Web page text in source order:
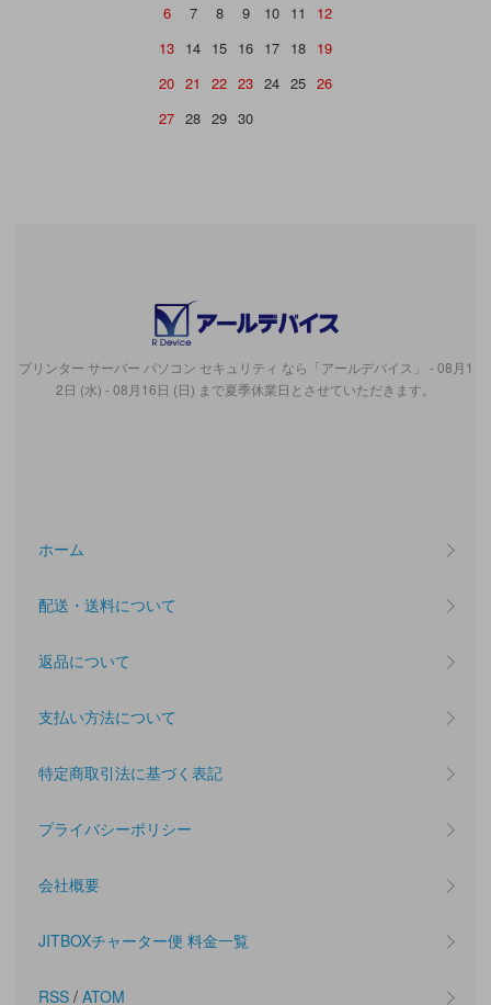
6
7 8 9 10 11
12
13 14 15 16 17 18 19
20 21 22 23 24 25 26
27 28 29 30
プリンター サーバー パソコン セキュリティ なら「アールデバイス」 - 08月1
2日 (水) - 08月16日 (日) まで夏季休業日とさせていただきます。
ホーム
配送・送料について
返品について
支払い方法について
特定商取引法に基づく表記
プライバシーポリシー
会社概要
JITBOXチャーター便 料金一覧
RSS / ATOM